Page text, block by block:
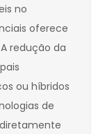
no
oferece
redução da
ou híbridos
de